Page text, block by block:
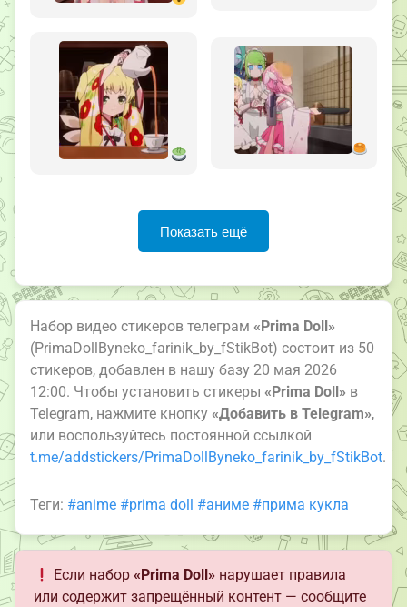
Показать ещё
Набор видео стикеров телеграм «Prima Doll»
(PrimaDollByneko_farinik_by_fStikBot) состоит из 50
стикеров, добавлен в нашу базу 20 мая 2026
12:00. Чтобы установить стикеры «Prima Doll» в
Telegram, нажмите кнопку «Добавить в Telegram»,
или воспользуйтесь постоянной ссылкой
t.me/addstickers/PrimaDollByneko_farinik_by_fStikBot.
Теги: #anime #prima doll #аниме #прима кукла
Если набор«Prima Doll» нарушает правила
или содержит запрещённый контент — сообщите